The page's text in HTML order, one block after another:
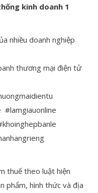
kinh doanh 1
nhiều doanh nghiệp
thương mại điện tử
#lamgiauonline
thuế theo luật hiện
phẩm, hình thức và địa